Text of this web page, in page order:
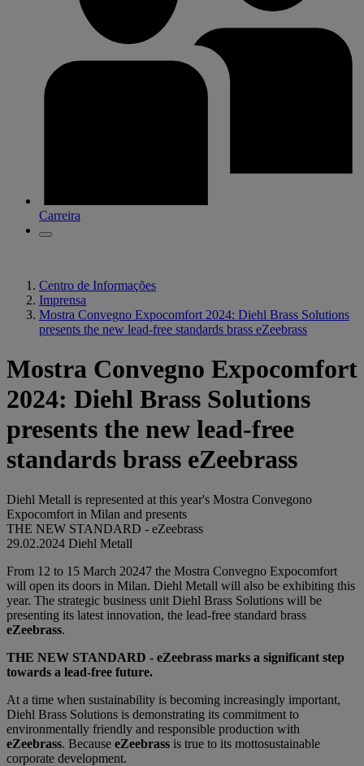
Carreira
Centro de Informações
Imprensa
Mostra Convegno Expocomfort 2024: Diehl Brass Solutions
presents the new lead-free standards brass eZeebrass
Mostra Convegno Expocomfort
2024: Diehl Brass Solutions
presents the new lead-free
standards brass eZeebrass
Diehl Metall is represented at this year's Mostra Convegono
Expocomfort in Milan and presents
THE NEW STANDARD - eZeebrass
29.02.2024 Diehl Metall
From 12 to 15 March 20247 the Mostra Convegno Expocomfort
will open its doors in Milan. Diehl Metall will also be exhibiting this
year. The strategic business unit Diehl Brass Solutions will be
presenting its latest innovation, the lead-free standard brass
eZeebrass.
THE NEW STANDARD - eZeebrass marks a significant step
towards a lead-free future.
At a time when sustainability is becoming increasingly important,
Diehl Brass Solutions is demonstrating its commitment to
environmentally friendly and responsible production with
eZeebrass. Because eZeebrass is true to its mottosustainable
corporate development.